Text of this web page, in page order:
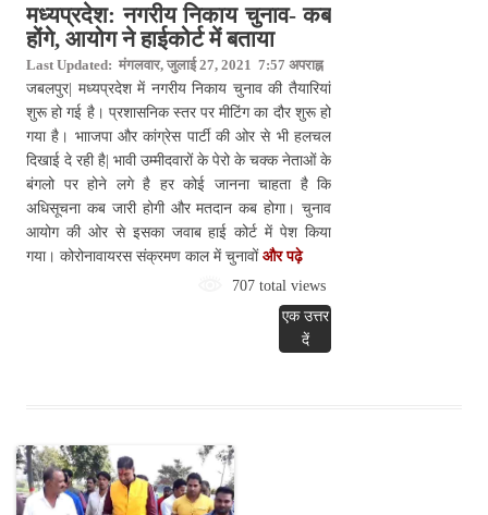
मध्यप्रदेश: नगरीय निकाय चुनाव- कब
होंगे, आयोग ने हाईकोर्ट में बताया
Last Updated: मंगलवार, जुलाई 27, 2021 7:57 अपराह्न
जबलपुर| मध्यप्रदेश में नगरीय निकाय चुनाव की तैयारियां
शुरू हो गई है। प्रशासनिक स्तर पर मीटिंग का दौर शुरू हो
गया है। भााजपा और कांग्रेस पार्टी की ओर से भी हलचल
दिखाई दे रही है| भावी उम्मीदवारों के पेरो के चक्क नेताओं के
बंगलो पर होने लगे है हर कोई जानना चाहता है कि
अधिसूचना कब जारी होगी और मतदान कब होगा। चुनाव
आयोग की ओर से इसका जवाब हाई कोर्ट में पेश किया
गया। कोरोनावायरस संक्रमण काल में चुनावों और पढ़े
707 total views
एक उत्तर
दें